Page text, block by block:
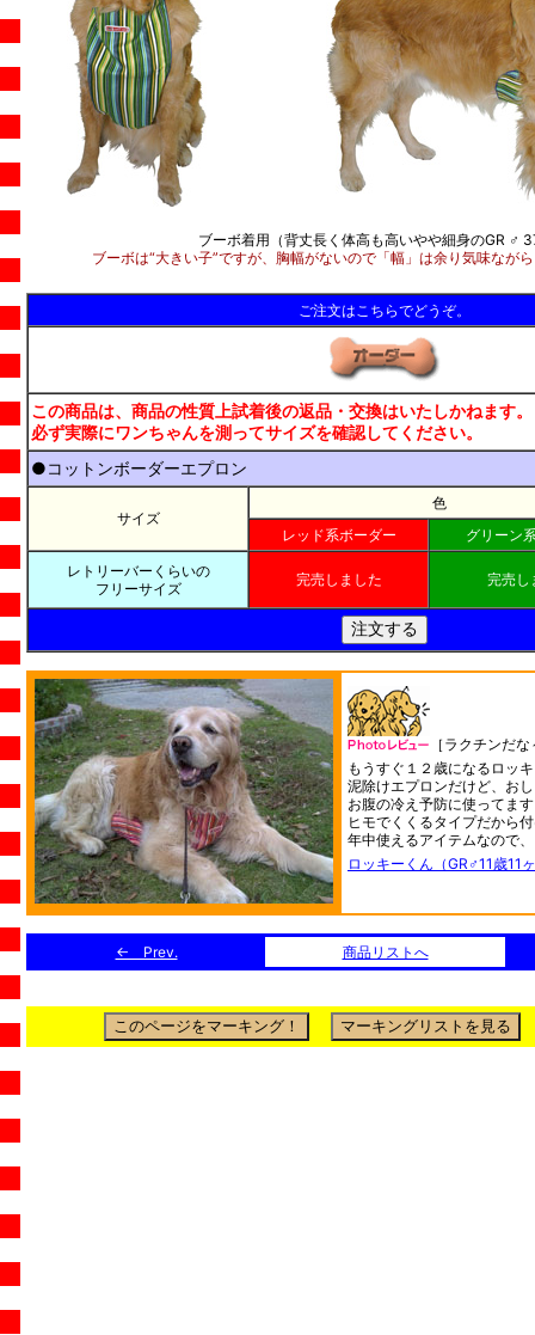
ブーボ着用（背丈長く体高も高いやや細身のGR ♂
ブーボは“大きい子”ですが、胸幅がないので「幅」は余り気味なが
ご注文はこちらでどうぞ。
この商品は、商品の性質上試着後の返品・交換はいたしかねます
必ず実際にワンちゃんを測ってサイズを確認してください。
●コットンボーダーエプロン
サイズ
色
レッド系ボーダー
グリーン
レトリーバーくらいの
フリーサイズ
完売しました 完売し
［ラクチンだ
もうすぐ１２歳になるロッ
泥除けエプロンだけど、お
お腹の冷え予防に使ってま
ヒモでくくるタイプだから
年中使えるアイテムなので
ロッキーくん（GR♂11歳11
← Prev. 商品リストへ